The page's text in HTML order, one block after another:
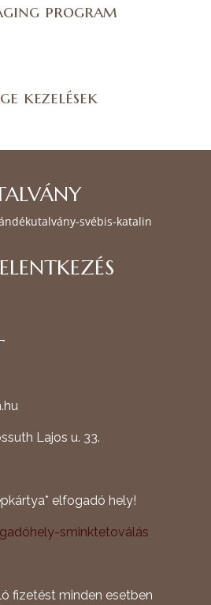
program
kezelések
Lajos u. 33.
elfogadó hely!
fizetést minden esetben